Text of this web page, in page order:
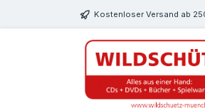
Kostenloser Versand ab